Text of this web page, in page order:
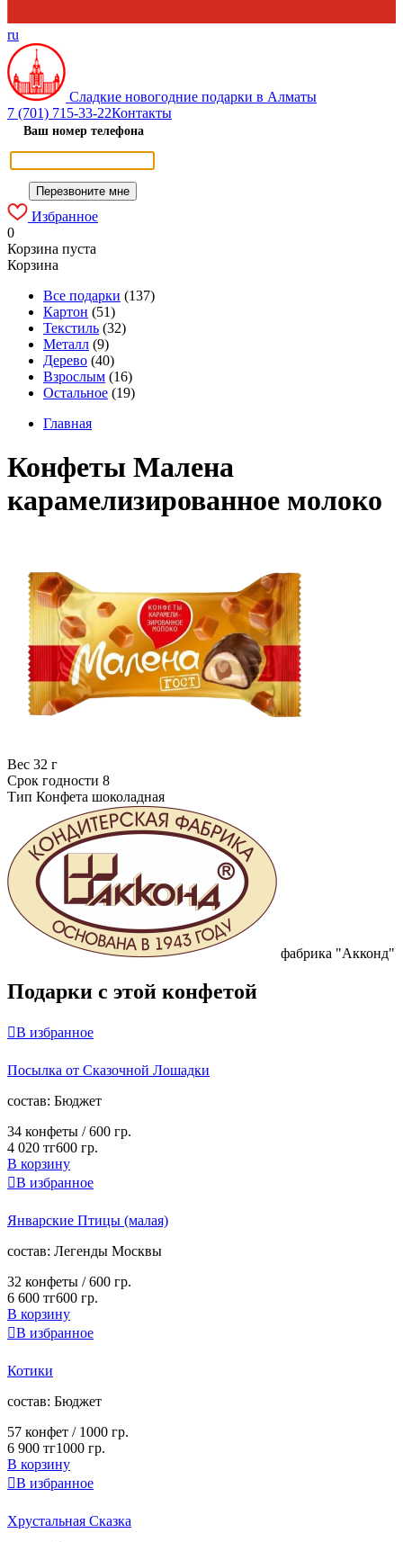
ru
Сладкие новогодние подарки в Алматы
7 (701) 715-33-22Контакты
Ваш номер телефона
Избранное
0
Корзина пуста
Корзина
Все подарки (137)
Картон (51)
Текстиль (32)
Металл (9)
Дерево (40)
Взрослым (16)
Остальное (19)
Главная
Конфеты Малена
карамелизированное молоко
Вес 32 г
Срок годности 8
Тип Конфета шоколадная
фабрика "Акконд"
Подарки с этой конфетой
В избранное
Посылка от Сказочной Лошадки
cостав: Бюджет
34 конфеты /600 гр.
4 020 тг600 гр.
В корзину
В избранное
Январские Птицы (малая)
cостав: Легенды Москвы
32 конфеты /600 гр.
6 600 тг600 гр.
В корзину
В избранное
Котики
cостав: Бюджет
57 конфет / 1000 гр.
6 900 тг1000 гр.
В корзину
В избранное
Хрустальная Сказка